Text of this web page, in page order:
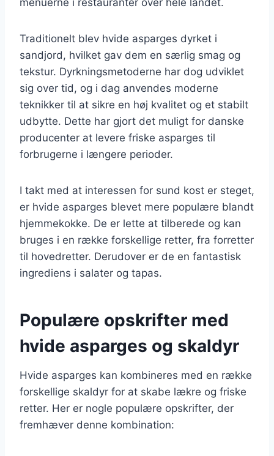
Traditionelt blev hvide asparges dyrket i
sandjord, hvilket gav dem en særlig smag og
tekstur. Dyrkningsmetoderne har dog udviklet
sig over tid, og i dag anvendes moderne
teknikker til at sikre en høj kvalitet og et stabilt
udbytte. Dette har gjort det muligt for danske
producenter at levere friske asparges til
forbrugerne i længere perioder.
I takt med at interessen for sund kost er steget,
er hvide asparges blevet mere populære blandt
hjemmekokke. De er lette at tilberede og kan
bruges i en række forskellige retter, fra forretter
til hovedretter. Derudover er de en fantastisk
ingrediens i salater og tapas.
Populære opskrifter med
hvide asparges og skaldyr
Hvide asparges kan kombineres med en række
forskellige skaldyr for at skabe lækre og friske
retter. Her er nogle populære opskrifter, der
fremhæver denne kombination: